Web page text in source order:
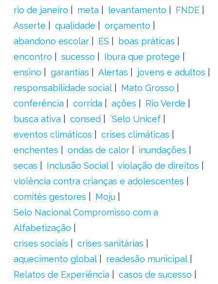
rio de janeiro
meta levantamento
FNDE
Asserte
qualidade
orçamento
abandono escolar
ES
boas práticas
encontro
sucesso
Ibura que protege
ensino
garantias Alertas
jovens e adultos
responsabilidade social
Mato Grosso
conferência
corrida ações
Rio Verde
busca ativa
consed
´Selo Unicef
eventos climáticos
crises climáticas
enchentes
ondas de calor
inundações
secas
Inclusão Social
violação de direitos
violência contra crianças e adolescentes
comitês gestores
Moju
Selo Nacional Compromisso com a
Alfabetização
crises sociais
crises sanitárias
aquecimento global
readesão municipal
Relatos de Experiência
casos de sucesso